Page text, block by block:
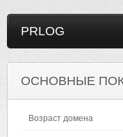
PRLOG
ОСНОВНЫЕ
Возраст домена